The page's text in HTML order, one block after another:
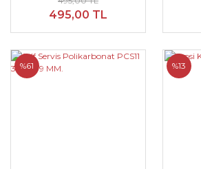
495,00 TL
%61 %13